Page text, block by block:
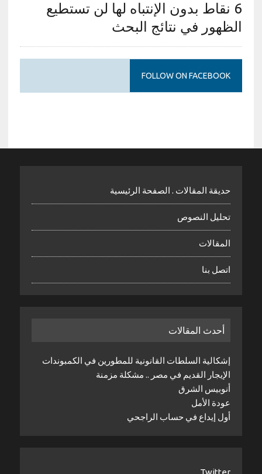
6 نقاط بدون الإنتباه لها لن تستطيع
الظهور في نتائج البحث
FOLLOW ON FACEBOOK
حديقة المقالات . الصفحة الرئيسية
تحليل النصوص
المقالات
اتصل بنا
أحدث المقالات
إشكالية السلطات القانونية للمطورين في الكمبوندات
الإيجار القديم في مصر .. مشكلة مزمنة
أنوبيس الشرق
عودة الأمل
أول إيداع في حساب الراجحي
Twitter